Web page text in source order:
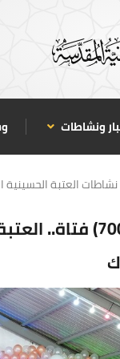
ونشاطات
نشاطات العتبة
بالصور: بمشاركة